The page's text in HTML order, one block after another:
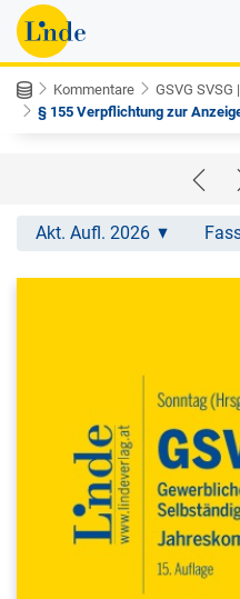
Kommentare
GSVG SVSG
§ 155 Verpflichtung zur
Akt. Aufl. 2026